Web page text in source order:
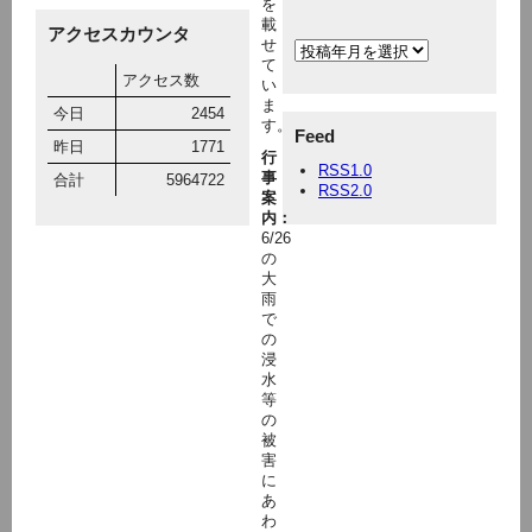
アクセスカウンタ
アクセス数
今日
2454
昨日
1771
合計
5964722
Feed
RSS1.0
RSS2.0
を
載
せ
て
い
ま
す。
行
事
案
内：
6/26
の
大
雨
で
の
浸
水
等
の
被
害
に
あ
わ